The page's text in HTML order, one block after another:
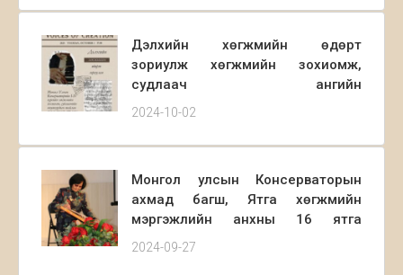
Солонгос хоёр улсын соёл урлаг,
ажиллагаагаар дамжуулан хувь
нэмрээ оруулахад хамтран
ажиллахаар хамтын
ажиллагааны гэрээ байгууллаа.
Дэлхийн хөгжмийн өдөрт
зориулж хөгжмийн зохиомж,
судлаач ангийн
оюутнуудын “Voices of creation”
өдөр Концертын А зааланд
2024-10-02
Монгол улсын Консерваторын
ахмад багш, Ятга хөгжмийн
мэргэжлийн анхны 16 ятга
хөгжимчний нэг, Алтан гадас
2024-09-27